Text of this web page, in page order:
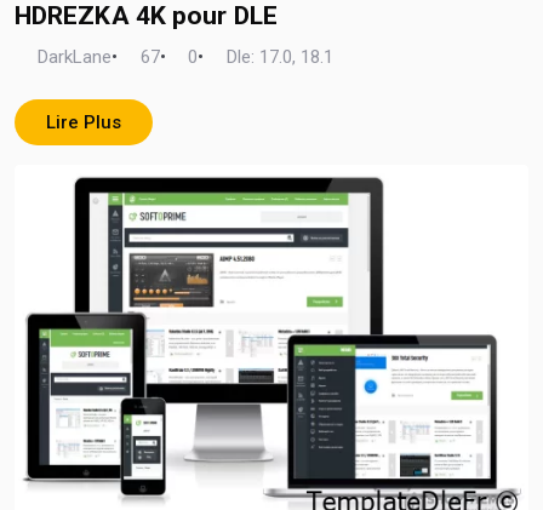
HDREZKA 4K pour DLE
DarkLane• 67• 0• Dle: 17.0, 18.1
Lire Plus